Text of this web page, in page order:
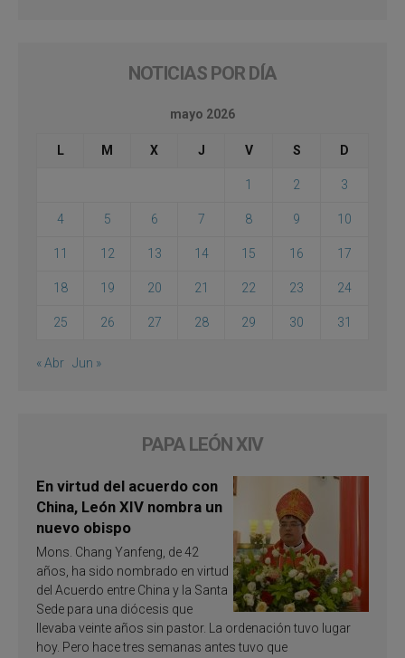
NOTICIAS POR DÍA
mayo 2026
L M X J V S D
1 2 3
4 5 6 7 8 9 10
11 12 13 14 15 16 17
18 19 20 21 22 23 24
25 26 27 28 29 30 31
« Abr Jun »
PAPA LEÓN XIV
En virtud del acuerdo con
China, León XIV nombra un
nuevo obispo
Mons. Chang Yanfeng, de 42
años, ha sido nombrado en virtud
del Acuerdo entre China y la Santa
Sede para una diócesis que
llevaba veinte años sin pastor. La ordenación tuvo lugar
hoy. Pero hace tres semanas antes tuvo que